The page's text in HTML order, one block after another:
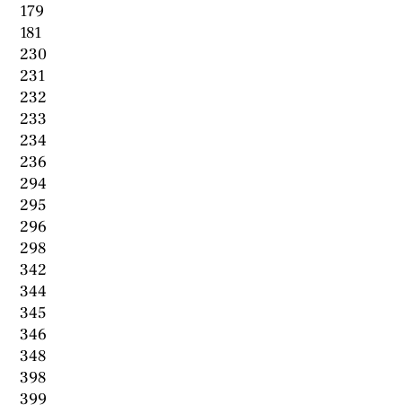
179
181
230
231
232
233
234
236
294
295
296
298
342
344
345
346
348
398
399